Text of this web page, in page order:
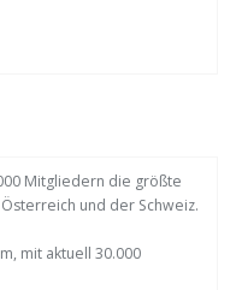
Mitgliedern die größte
und der Schweiz.
mit aktuell 30.000